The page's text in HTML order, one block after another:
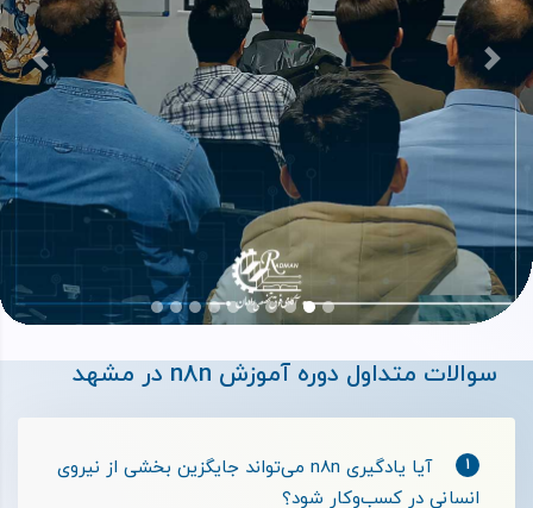
قبلی بعدی
سوالات متداول دوره آموزش n8n در مشهد
1
آیا یادگیری n8n می‌تواند جایگزین بخشی از نیروی
انسانی در کسب‌وکار شود؟